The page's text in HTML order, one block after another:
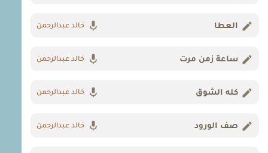
العطا خالد عبدالرحمن
ساعة زمن مرت خالد عبدالرحمن
كله الشوق خالد عبدالرحمن
صف الورود خالد عبدالرحمن